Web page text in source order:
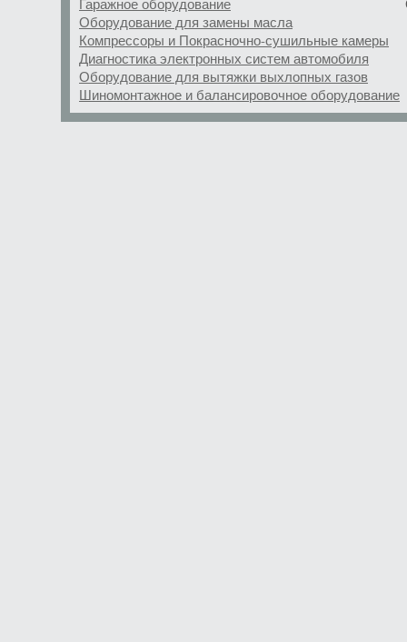
Гаражное оборудование
Оборудование для замены масла
Компрессоры и Покрасночно-сушильные камеры
Диагностика электронных систем автомобиля
Оборудование для вытяжки выхлопных газов
Шиномонтажное и балансировочное оборудование